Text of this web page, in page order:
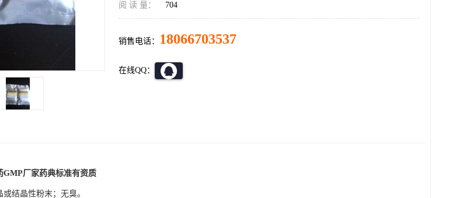
阅 读 量： 704
销售电话： 18066703537
在线QQ：
GMP厂家药典标准有资质
结晶性粉末；无臭。